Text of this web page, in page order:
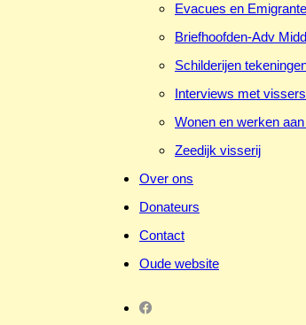
Evacues en
Briefhoofden-Adv
Schilderijen
Interviews met vissers
Wonen en werken
Zeedijk visserij
Over ons
Donateurs
Contact
Oude website